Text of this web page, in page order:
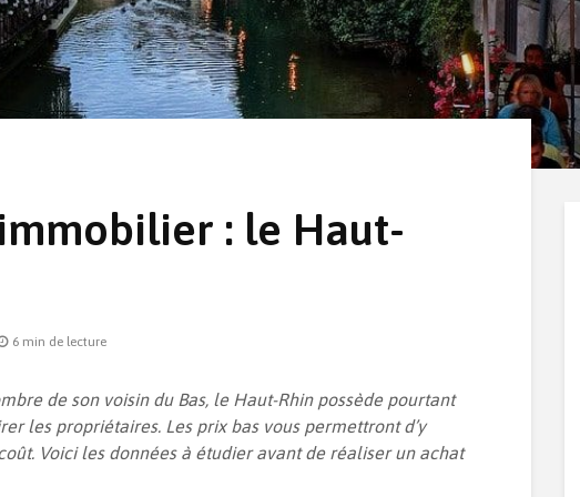
: le Haut-
6 min de lecture
de son voisin du Bas, le Haut-Rhin possède pourtant
les propriétaires. Les prix bas vous permettront d’y
Voici les données à étudier avant de réaliser un achat
pont thermique ? La
question perpétuelle
Vue d’ensemble sur le